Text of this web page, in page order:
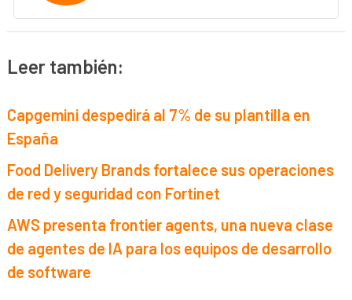
Leer también:
Capgemini despedirá al 7% de su plantilla en
España
Food Delivery Brands fortalece sus operaciones
de red y seguridad con Fortinet
AWS presenta frontier agents, una nueva clase
de agentes de IA para los equipos de desarrollo
de software